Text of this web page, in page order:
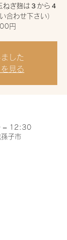
ぎ麹は３から４
合わせ下さい）
円
した
見る
– 12:30
子市